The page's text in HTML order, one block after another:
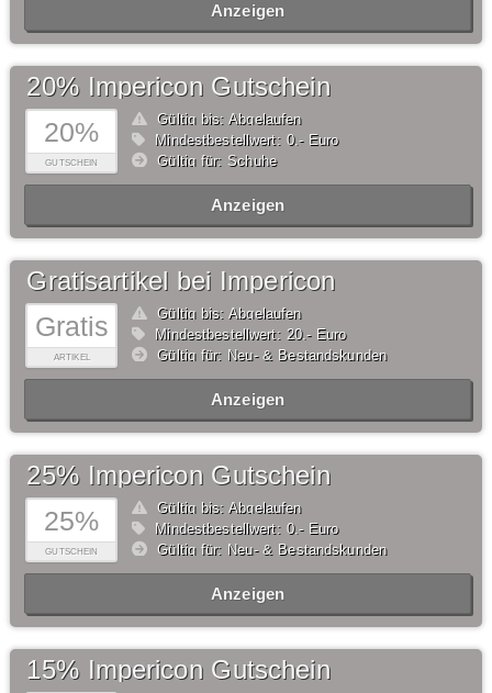
Anzeigen
20%
GUTSCHEIN
20% Impericon Gutschein
Gültig bis: Abgelaufen
Mindestbestellwert: 0,- Euro
Gültig für: Schuhe
Anzeigen
Gratis
ARTIKEL
Gratisartikel bei Impericon
Gültig bis: Abgelaufen
Mindestbestellwert: 20,- Euro
Gültig für: Neu- & Bestandskunden
Anzeigen
25%
GUTSCHEIN
25% Impericon Gutschein
Gültig bis: Abgelaufen
Mindestbestellwert: 0,- Euro
Gültig für: Neu- & Bestandskunden
Anzeigen
15% Impericon Gutschein